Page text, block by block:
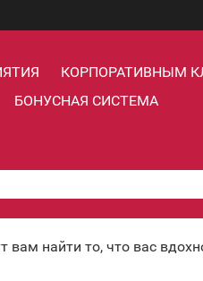
КОРПОРАТИВНЫМ
БОНУСНАЯ СИСТЕМА
найти то, что вас